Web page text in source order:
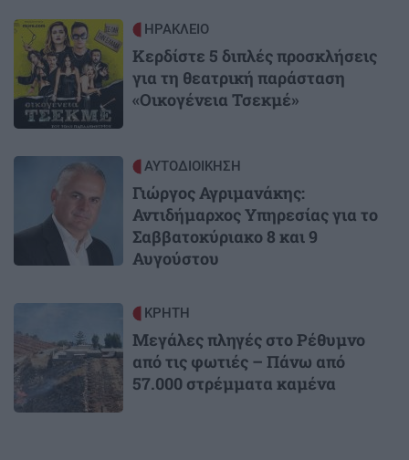
Image ΗΡΑΚΛΕΙΟ
Κερδίστε 5 διπλές προσκλήσεις
για τη θεατρική παράσταση
«Οικογένεια Τσεκμέ»
ΑΥΤΟΔΙΟΙΚΗΣΗ
Γιώργος Αγριμανάκης:
Αντιδήμαρχος Υπηρεσίας για το
Σαββατοκύριακο 8 και 9
Αυγούστου
ΚΡΗΤΗ
Μεγάλες πληγές στο Ρέθυμνο
από τις φωτιές – Πάνω από
57.000 στρέμματα καμένα